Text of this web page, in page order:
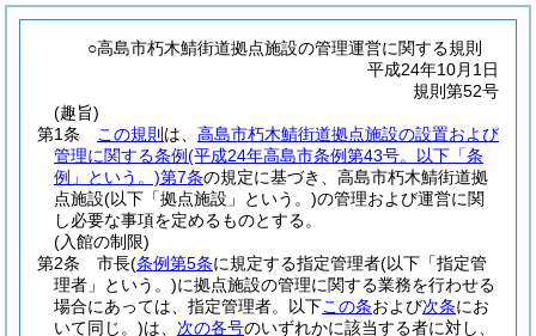
○高島市朽木鯖街道拠点施設の管理運営に関する規則
平成24年10月1日
規則第52号
(趣旨)
第1条
この規則 は、 高島市朽木鯖街道拠点施設の設置および
管理に関する条例(平成24年高島市条例第43号。以下「条
例」という。)第7条の規定に基づき、高島市朽木鯖街道拠
点施設(以下「拠点施設」という。)の管理および運営に関
し必要な事項を定めるものとする。
(入館の制限)
第2条
市長(条例第5条に規定する指定管理者(以下「指定管
理者」という。)に拠点施設の管理に関する業務を行わせる
場合にあっては、指定管理者。以下この条および次条にお
いて同じ。)は、 次の各号のいずれかに該当する者に対し、